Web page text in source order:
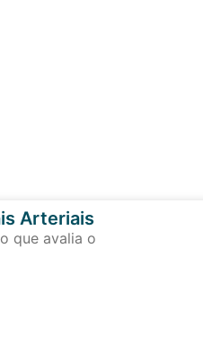
Arteriais
que avalia o